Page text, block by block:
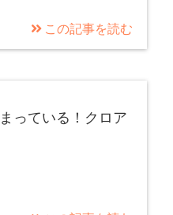
この記事を読む
っている！クロア